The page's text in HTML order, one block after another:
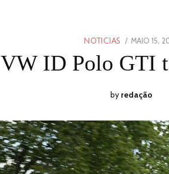
NOTICIAS
POSTED
ON
MAIO 15,
VW ID Polo GTI
by redação